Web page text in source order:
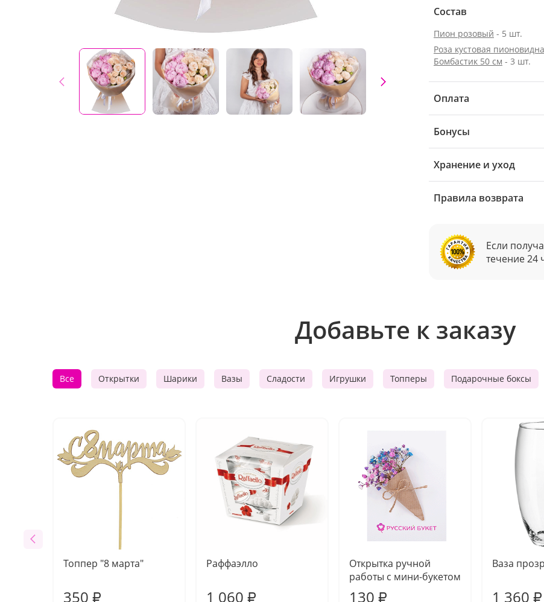
Состав
Пион розовый - 5 шт.
Роза кустовая
Бомбастик 50 см - 3 шт.
Оплата
Бонусы
Хранение и уход
Правила возврата
Если
течение 24
Добавьте к заказу
Все Открытки Шарики Вазы Сладости Игрушки Топперы Подарочные боксы
Топпер "8 марта"
350 ₽
Раффаэлло
1 060 ₽
Открытка ручной
работы с мини-букетом
130 ₽
Ваза
1 360 ₽